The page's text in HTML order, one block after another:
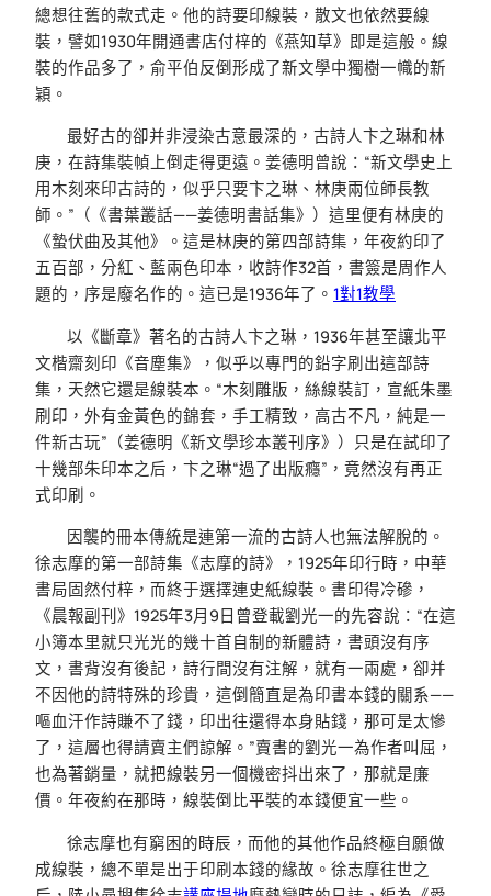
總想往舊的款式走。他的詩要印線裝，散文也依然要線
裝，譬如1930年開通書店付梓的《燕知草》即是這般。線
裝的作品多了，俞平伯反倒形成了新文學中獨樹一幟的新
穎。
最好古的卻并非浸染古意最深的，古詩人卞之琳和林
庚，在詩集裝幀上倒走得更遠。姜德明曾說：“新文學史上
用木刻來印古詩的，似乎只要卞之琳、林庚兩位師長教
師。”（《書葉叢話——姜德明書話集》）這里便有林庚的
《蟄伏曲及其他》。這是林庚的第四部詩集，年夜約印了
五百部，分紅、藍兩色印本，收詩作32首，書簽是周作人
題的，序是廢名作的。這已是1936年了。 1對1教學
以《斷章》著名的古詩人卞之琳，1936年甚至讓北平
文楷齋刻印《音塵集》，似乎以專門的鉛字刷出這部詩
集，天然它還是線裝本。“木刻雕版，絲線裝訂，宣紙朱墨
刷印，外有金黃色的錦套，手工精致，高古不凡，純是一
件新古玩”（姜德明《新文學珍本叢刊序》）只是在試印了
十幾部朱印本之后，卞之琳“過了出版癮”，竟然沒有再正
式印刷。
因襲的冊本傳統是連第一流的古詩人也無法解脫的。
徐志摩的第一部詩集《志摩的詩》，1925年印行時，中華
書局固然付梓，而終于選擇連史紙線裝。書印得冷磣，
《晨報副刊》1925年3月9日曾登載劉光一的先容說：“在這
小簿本里就只光光的幾十首自制的新體詩，書頭沒有序
文，書背沒有後記，詩行間沒有注解，就有一兩處，卻并
不因他的詩特殊的珍貴，這倒簡直是為印書本錢的關系——
嘔血汗作詩賺不了錢，印出往還得本身貼錢，那可是太慘
了，這層也得請賣主們諒解。”賣書的劉光一為作者叫屈，
也為著銷量，就把線裝另一個機密抖出來了，那就是廉
價。年夜約在那時，線裝倒比平裝的本錢便宜一些。
徐志摩也有窮困的時辰，而他的其他作品終極自願做
成線裝，總不單是出于印刷本錢的緣故。徐志摩往世之